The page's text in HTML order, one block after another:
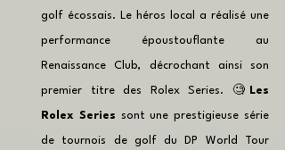
golf écossais. Le héros local a réalisé une
performance époustouflante au
Renaissance Club, décrochant ainsi son
premier titre des Rolex Series. 🧐 Les
Rolex Series sont une prestigieuse série
de tournois de golf du DP World Tour